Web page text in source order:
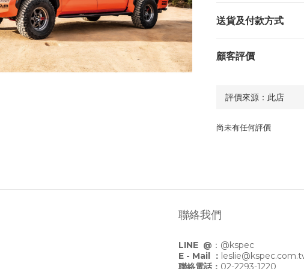
送貨及付款方式
顧客評價
尚未有任何評價
聯絡我們
LINE @ ： @kspec
E - Mail ：
聯絡電話： 02-2293-1220